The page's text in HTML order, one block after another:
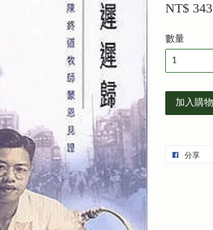
NT$ 343
數量
加入購
分享